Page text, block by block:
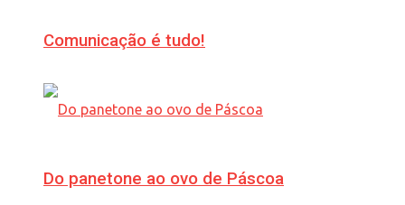
Comunicação é tudo!
Do panetone ao ovo de Páscoa